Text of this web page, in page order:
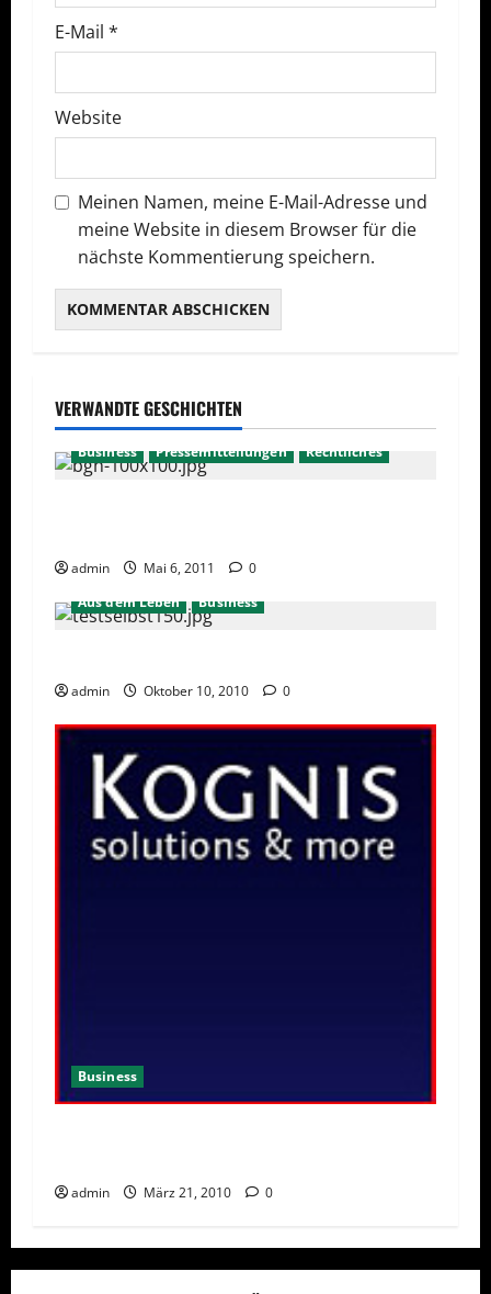
i
o
n
E-Mail *
Website
Meinen Namen, meine E-Mail-Adresse und
meine Website in diesem Browser für die
nächste Kommentierung speichern.
VERWANDTE GESCHICHTEN
Business Pressemitteilungen Rechtliches
admin Mai 6, 2011
0
Aus dem Leben
Business
admin Oktober 10, 2010 0
Business
admin März 21, 2010 0